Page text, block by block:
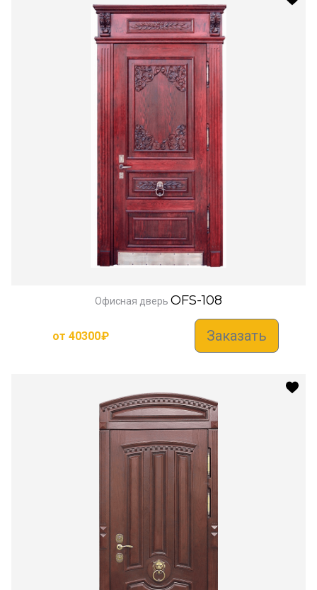
Офисная дверь OFS-108
от 40300₽ Заказать